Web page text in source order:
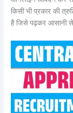
किसी भी प्रकार की
है जिसे पढ़कर आसानी